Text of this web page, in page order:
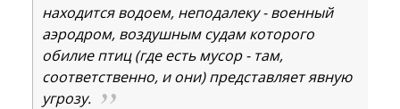
находится водоем, неподалеку - военный
аэродром, воздушным судам которого
обилие птиц (где есть мусор - там,
соответственно, и они) представляет явную
угрозу.